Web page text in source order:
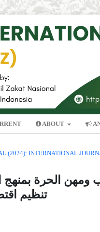
ABOUT
(2024): INTERNATIONAL
ومهن الحرة بمنهج
تنظيم